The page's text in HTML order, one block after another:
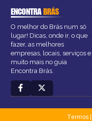
ENCONTRABRÁS
O melhor do Brás num só
lugar! Dicas, onde ir, o que
fazer, as melhores
empresas, locais, serviços e
muito mais no guia
Encontra Brás.
Termos|